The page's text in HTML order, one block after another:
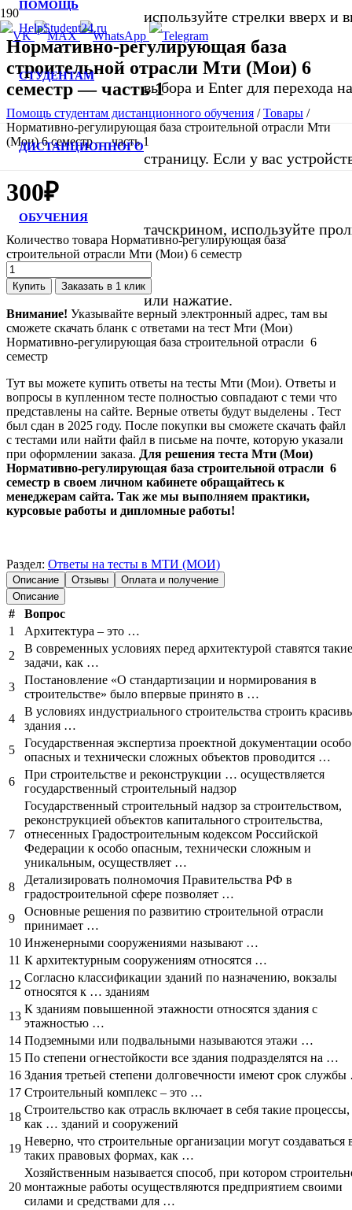
ПОМОЩЬ
СТУДЕНТАМ
ДИСТАНЦИОННОГО
ОБУЧЕНИЯ
используйте стрелки вверх и
выбора и Enter для перехода
страницу. Если у вас
тачскрином, используйте
или нажатие.
Нормативно-регулирующая база
строительной отрасли Мти (Мои) 6
семестр — часть 1
Помощь студентам дистанционного обучения /Товары /
Нормативно-регулирующая база строительной отрасли Мти
(Мои) 6 семестр — часть 1
300₽
Количество товара Нормативно-регулирующая база
строительной отрасли Мти (Мои) 6 семестр
Купить Заказать в 1 клик
Внимание! Указывайте верный электронный адрес, там вы
сможете скачать бланк с ответами на тест Мти (Мои)
Нормативно-регулирующая база строительной отрасли 6
семестр
Тут вы можете купить ответы на тесты Мти (Мои). Ответы и
вопросы в купленном тесте полностью совпадают с теми что
представлены на сайте. Верные ответы будут выделены . Тест
был сдан в 2025 году. После покупки вы сможете скачать файл
с тестами или найти файл в письме на почте, которую указали
при оформлении заказа. Для решения теста Мти (Мои)
Нормативно-регулирующая база строительной отрасли 6
семестр в своем личном кабинете обращайтесь к
менеджерам сайта. Так же мы выполняем практики,
курсовые работы и дипломные работы!
Раздел: Ответы на тесты в МТИ (МОИ)
Описание Отзывы
Оплата и получение
Описание
#
Вопрос
1
Архитектура – это …
2
В современных условиях перед архитектурой ставятся такие
задачи, как …
3
Постановление «О стандартизации и нормирования в
строительстве» было впервые принято в …
4
В условиях индустриального строительства строить
здания …
5
Государственная экспертиза проектной документации особо
опасных и технически сложных объектов проводится …
6
При строительстве и реконструкции … осуществляется
государственный строительный надзор
7
Государственный строительный надзор за строительством,
реконструкцией объектов капитального строительства,
отнесенных Градостроительным кодексом Российской
Федерации к особо опасным, технически сложным и
уникальным, осуществляет …
8
Детализировать полномочия Правительства РФ в
градостроительной сфере позволяет …
9
Основные решения по развитию строительной отрасли
принимает …
10 Инженерными сооружениями называют …
11 К архитектурным сооружениям относятся …
12
Согласно классификации зданий по назначению, вокзалы
относятся к … зданиям
13
К зданиям повышенной этажности относятся здания с
этажностью …
14 Подземными или подвальными называются этажи …
15 По степени огнестойкости все здания подразделятся на …
16 Здания третьей степени долговечности имеют срок
17 Строительный комплекс – это …
18
Строительство как отрасль включает в себя такие процессы,
как … зданий и сооружений
19
Неверно, что строительные организации могут создаваться
таких правовых формах, как …
20
Хозяйственным называется способ, при котором
монтажные работы осуществляются предприятием своими
силами и средствами для …